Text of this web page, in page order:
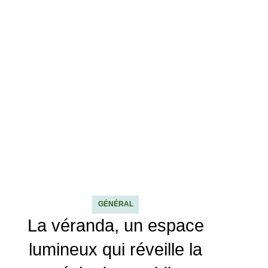
GÉNÉRAL
La véranda, un espace
lumineux qui réveille la